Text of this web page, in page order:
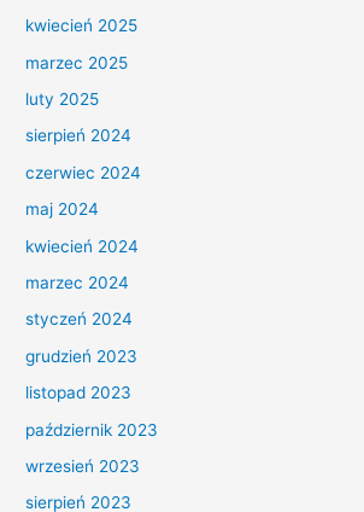
kwiecień 2025
marzec 2025
luty 2025
sierpień 2024
czerwiec 2024
maj 2024
kwiecień 2024
marzec 2024
styczeń 2024
grudzień 2023
listopad 2023
październik 2023
wrzesień 2023
sierpień 2023